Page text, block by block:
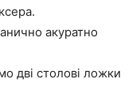
акуратно
дві столові ложки